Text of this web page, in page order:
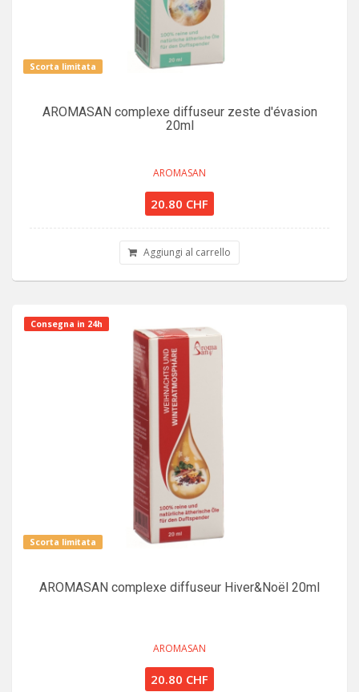
Scorta limitata
AROMASAN complexe diffuseur zeste d'évasion
20ml
AROMASAN
20.80 CHF
Aggiungi al carrello
Consegna in 24h
Scorta limitata
AROMASAN complexe diffuseur Hiver&Noël 20ml
AROMASAN
20.80 CHF